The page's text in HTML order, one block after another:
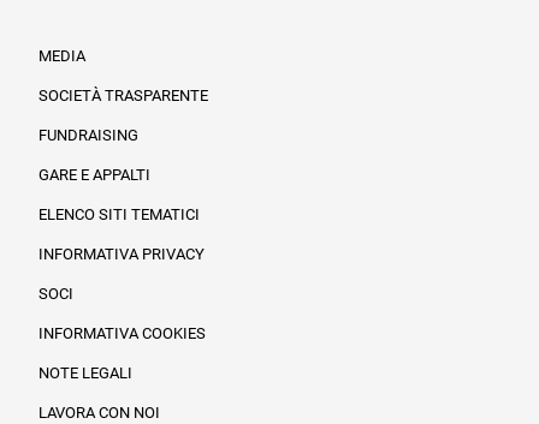
MEDIA
SOCIETÀ TRASPARENTE
FUNDRAISING
GARE E APPALTI
ELENCO SITI TEMATICI
INFORMATIVA PRIVACY
SOCI
INFORMATIVA COOKIES
NOTE LEGALI
LAVORA CON NOI